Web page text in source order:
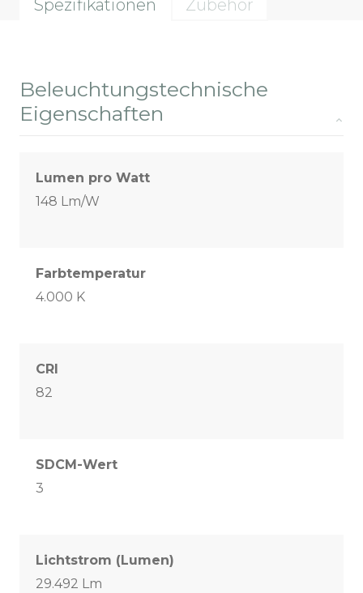
Spezifikationen Zubehör
Beleuchtungstechnische
Eigenschaften
Lumen pro Watt
148 Lm/W
Farbtemperatur
4.000 K
CRI
82
SDCM-Wert
3
Lichtstrom (Lumen)
29.492 Lm